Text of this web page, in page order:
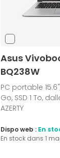
Asus
BQ238W
PC portable 15.6",
Go, SSD 1 To,
AZERTY
Dispo web : En
En stock dans 1